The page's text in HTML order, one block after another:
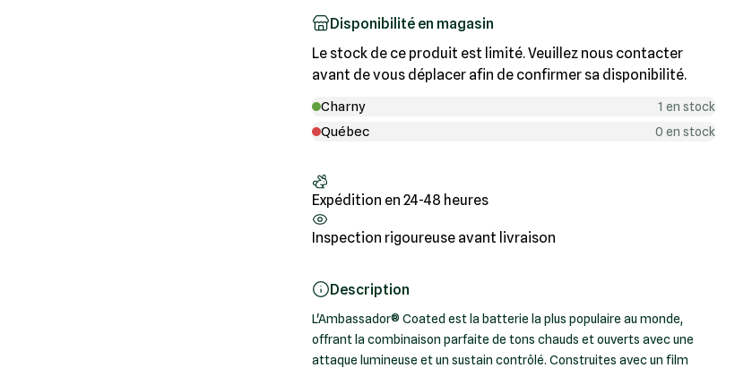
Disponibilité en magasin
Le stock de ce produit est limité. Veuillez nous contacter
avant de vous déplacer afin de confirmer sa disponibilité.
Charny 1 en stock
Québec 0 en stock
Expédition en 24-48 heures
Inspection rigoureuse avant livraison
Description
L'Ambassador® Coated est la batterie la plus populaire au monde,
offrant la combinaison parfaite de tons chauds et ouverts avec une
attaque lumineuse et un sustain contrôlé. Construites avec un film